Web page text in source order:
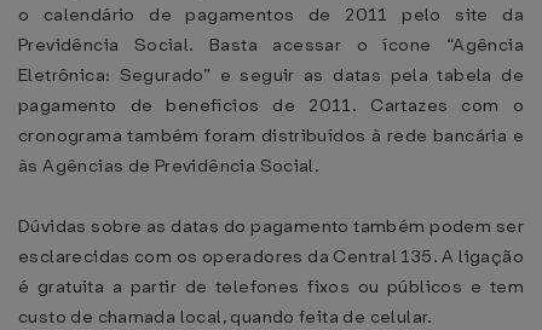
o calendário de pagamentos de 2011 pelo site da
Previdência Social. Basta acessar o ícone “Agência
Eletrônica: Segurado” e seguir as datas pela tabela de
pagamento de benefícios de 2011. Cartazes com o
cronograma também foram distribuídos à rede bancária e
às Agências de Previdência Social.
Dúvidas sobre as datas do pagamento também podem ser
esclarecidas com os operadores da Central 135. A ligação
é gratuita a partir de telefones fixos ou públicos e tem
custo de chamada local, quando feita de celular.